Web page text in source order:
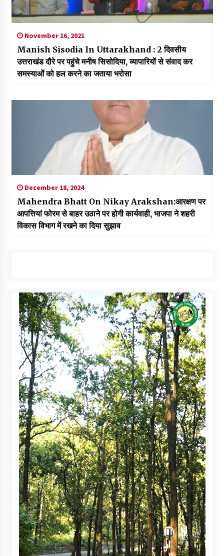
November 16, 2021
Manish Sisodia In Uttarakhand : 2 दिवसीय
उत्तराखंड दौरे पर पहुंचे मनीष सिसोदिया, व्यापारियों से संवाद कर
समस्याओं को हल करने का जताया भरोसा
December 18, 2024
Mahendra Bhatt On Nikay Arakshan:आरक्षण पर
आपत्तियां फोरम से बाहर उठाने पर होगी कार्यवाही, भाजपा ने शहरी
विकास विभाग में रखने का दिया सुझाव